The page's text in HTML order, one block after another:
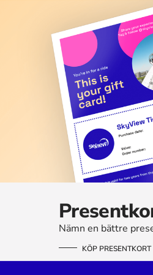
Nämn en bättre
KÖP PRESENTKORT